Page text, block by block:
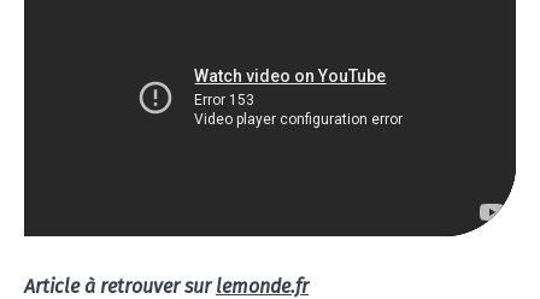
Article à retrouver surlemonde.fr